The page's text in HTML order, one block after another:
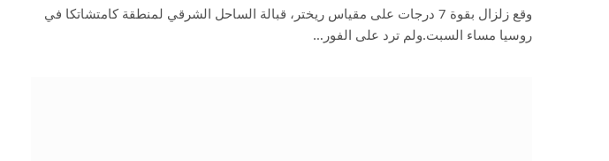
وقع زلزال بقوة 7 درجات على مقياس ريختر، قبالة الساحل الشرقي لمنطقة كامتشاتكا في
روسيا مساء السبت.ولم ترد على الفور…